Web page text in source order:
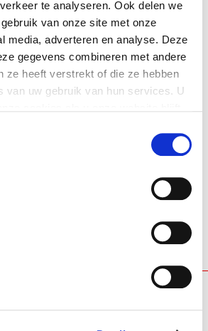
te analyseren. Ook delen we
van onze site met onze
media, adverteren en analyse. Deze
gegevens combineren met andere
ze heeft verstrekt of die ze hebben
van uw gebruik van hun services. U
admin
author has not yet filled in any